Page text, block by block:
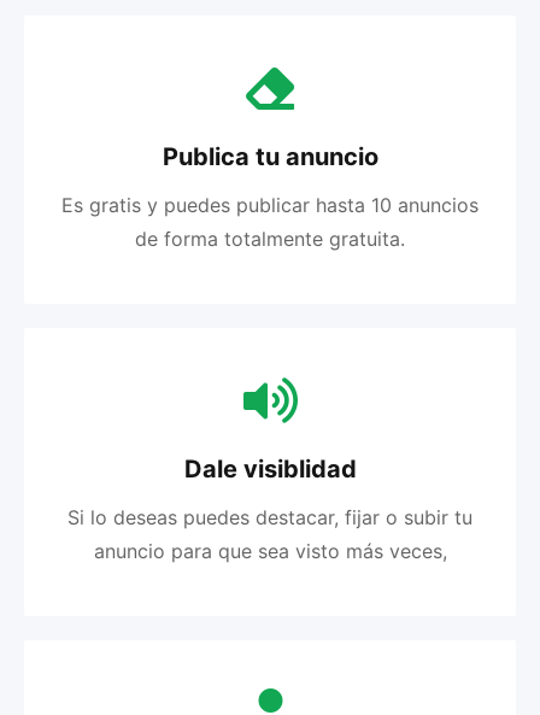
Publica tu anuncio
Es gratis y puedes publicar hasta 10 anuncios
de forma totalmente gratuita.
Dale visiblidad
Si lo deseas puedes destacar, fijar o subir tu
anuncio para que sea visto más veces,